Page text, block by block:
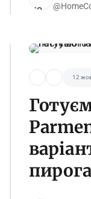
12